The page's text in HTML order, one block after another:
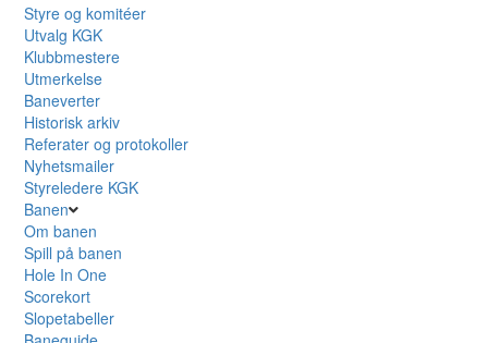
Styre og komitéer
Utvalg KGK
Klubbmestere
Utmerkelse
Baneverter
Historisk arkiv
Referater og protokoller
Nyhetsmailer
Styreledere KGK
Banen
Om banen
Spill på banen
Hole In One
Scorekort
Slopetabeller